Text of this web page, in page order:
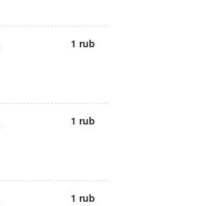
1 rub
1 rub
1 rub